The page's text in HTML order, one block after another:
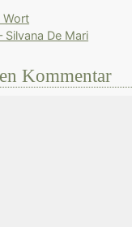
Wort
Silvana De Mari
Kommentar